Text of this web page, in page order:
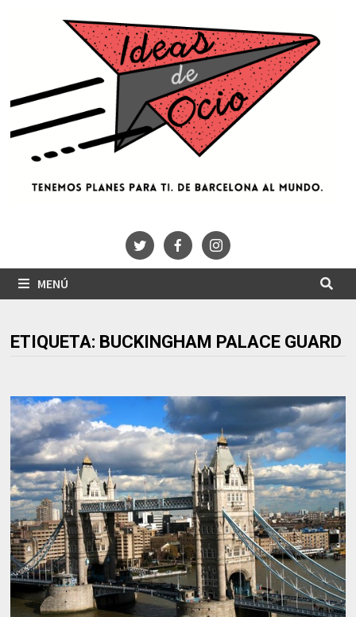
MENÚ
ETIQUETA: BUCKINGHAM PALACE GUARD